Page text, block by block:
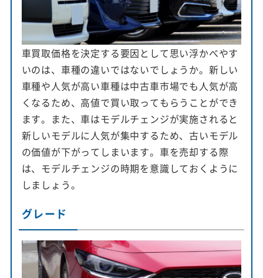
車買取価格を決定する要因として思い浮かべやす
いのは、車種の違いではないでしょうか。新しい
車種や人気が高い車種は中古車市場でも人気が高
くなるため、高値で買い取ってもらうことができ
ます。また、車はモデルチェンジが実施されると
新しいモデルに人気が集中するため、古いモデル
の価値が下がってしまいます。車を売却する際
は、モデルチェンジの時期を意識しておくように
しましょう。
グレード